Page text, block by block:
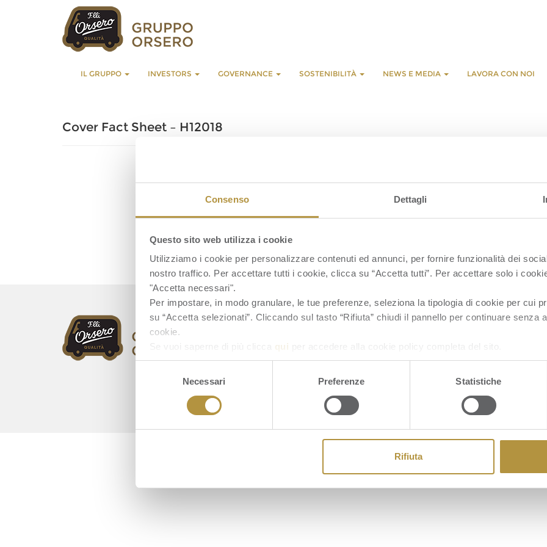
Consenso Dettagli
Questo sito web utilizza i cookie
Utilizziamo i cookie per personalizzare contenuti ed annunci, per fornire funzionalità dei
nostro traffico. Per accettare tutti i cookie, clicca su “Accetta tutti”. Per accettare solo i
"Accetta necessari".
Per impostare, in modo granulare, le tue preferenze, seleziona la tipologia di cookie per cui
su “Accetta selezionati”. Cliccando sul tasto “Rifiuta” chiudi il pannello per continuare senza
cookie.
Se vuoi saperne di più clicca
qui per accedere alla cookie policy completa del sito.
Necessari Preferenze Statistiche
Rifiuta
IL GRUPPO INVESTORS GOVERNANCE SOSTENIBILITÀ NEWS E MEDIA LAVORA CON NOI
Cover Fact Sheet – H12018